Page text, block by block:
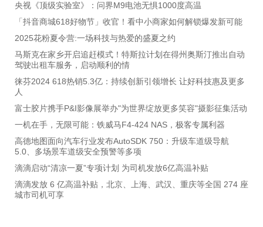
央视《顶级实验室》：问界M9电池无惧1000度高温
「抖音商城618好物节」收官！看中小商家如何解锁爆发新可能
2025花粉夏令营:一场科技与热爱的盛夏之约
马斯克在家乡开启追赶模式！特斯拉计划在得州奥斯汀推出自动
驾驶出租车服务，启动顺利的情
徕芬2024 618热销5.3亿：持续创新引领增长 让好科技惠及更多
人
富士胶片携手P&I影像展举办"为世界绽放更多笑容"摄影征集活动
一机在手，无限可能：铁威马F4-424 NAS，极客专属利器
高德地图面向汽车行业发布AutoSDK 750：升级车道级导航
5.0、多场景车道级安全预警等多项
滴滴启动“清凉一夏”专项计划 为司机发放6亿高温补贴
滴滴发放 6 亿高温补贴，北京、上海、武汉、重庆等全国 274 座
城市司机可享